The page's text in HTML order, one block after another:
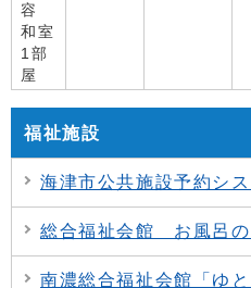
容
和室
1部
屋
福祉施設
海津市公共施設予約シ
総合福祉会館 お風呂の
南濃総合福祉会館「ゆと